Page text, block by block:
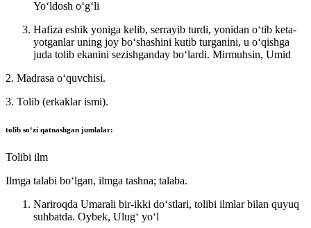
Yoʻldosh oʻgʻli
Hafiza eshik yoniga kelib, serrayib turdi, yonidan oʻtib keta-
yotganlar uning joy boʻshashini kutib turganini, u oʻqishga
juda tolib ekanini sezishganday boʻlardi. Mirmuhsin, Umid
2. Madrasa oʻquvchisi.
3. Tolib (erkaklar ismi).
tolib soʻzi qatnashgan jumlalar:
Tolibi ilm
Ilmga talabi boʻlgan, ilmga tashna; talaba.
Nariroqda Umarali bir-ikki doʻstlari, tolibi ilmlar bilan quyuq
suhbatda. Oybek, Ulugʻ yoʻl